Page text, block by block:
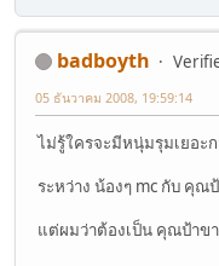
badboyth
05 ธันวาคม 2008, 19:59:14
ไม่รู้ใครจะมีหนุ่มรุมเยอะ
ระหว่าง น้องๆ mc กับ คุณ
แต่ผมว่าต้องเป็น คุณป้าข